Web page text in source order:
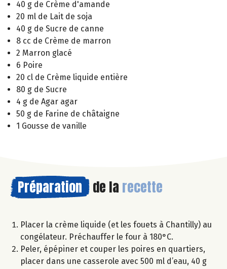
40 g de Crème d'amande
20 ml de Lait de soja
40 g de Sucre de canne
8 cc de Crème de marron
2 Marron glacé
6 Poire
20 cl de Crème liquide entière
80 g de Sucre
4 g de Agar agar
50 g de Farine de châtaigne
1 Gousse de vanille
Préparation de la recette
Placer la crème liquide (et les fouets à Chantilly) au
congélateur. Préchauffer le four à 180°C.
Peler, épépiner et couper les poires en quartiers,
placer dans une casserole avec 500 ml d’eau, 40 g